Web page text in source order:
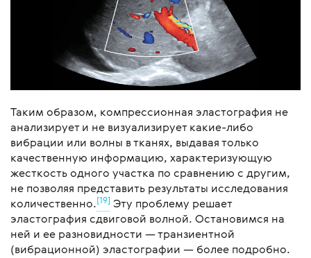
Таким образом, компрессионная эластография не
анализирует и не визуализирует какие-либо
вибрации или волны в тканях, выдавая только
качественную информацию, характеризующую
жесткость одного участка по сравнению с другим,
не позволяя представить результаты исследования
количественно.[19] Эту проблему решает
эластография сдвиговой волной. Остановимся на
ней и ее разновидности — транзиентной
(вибрационной) эластографии — более подробно.